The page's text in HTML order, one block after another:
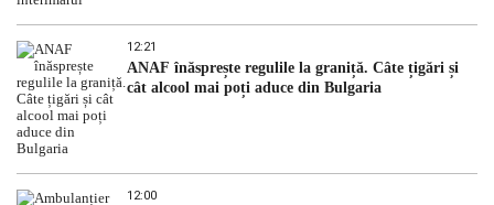
12:21
ANAF înăsprește regulile la graniță. Câte țigări și
cât alcool mai poți aduce din Bulgaria
12:00